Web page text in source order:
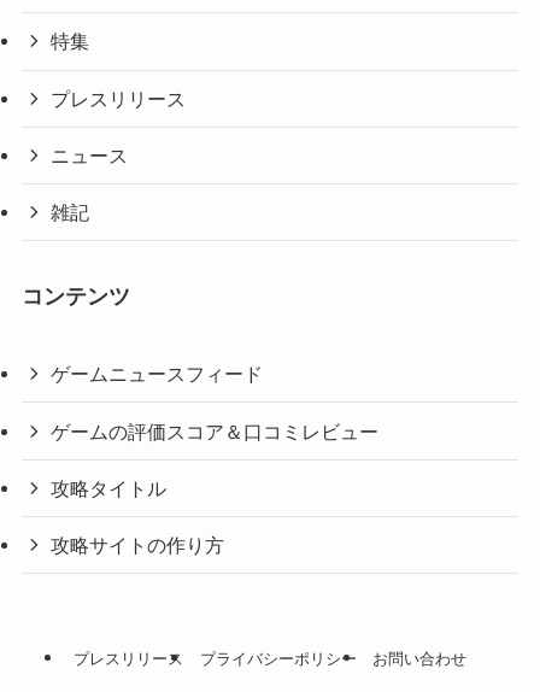
特集
プレスリリース
ニュース
雑記
コンテンツ
ゲームニュースフィード
ゲームの評価スコア＆口コミレビュー
攻略タイトル
攻略サイトの作り方
プレスリリース プライバシーポリシー お問い合わせ